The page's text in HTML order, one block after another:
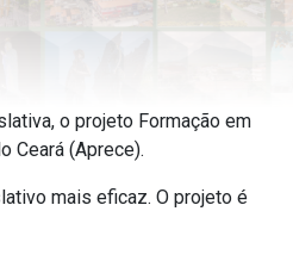
o projeto Formação em
Ceará (Aprece).
mais eficaz. O projeto é